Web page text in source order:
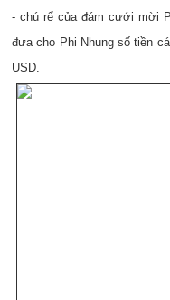
- chú rể của đám cưới mời
đưa cho Phi Nhung số tiền
USD.